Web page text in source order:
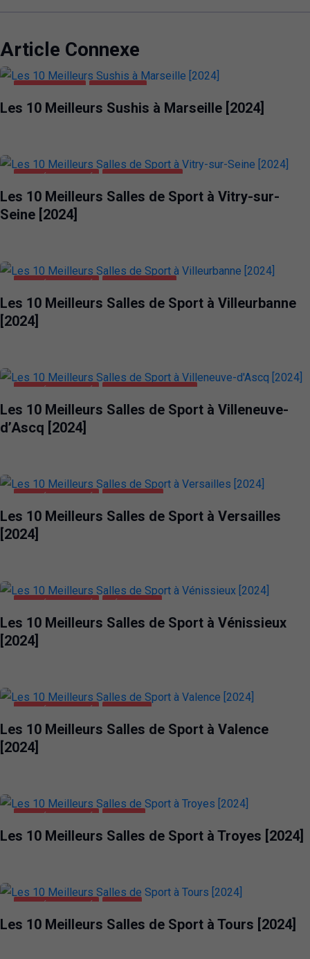
Article Connexe
Les 10 Meilleurs Sushis à Marseille [2024]
Les 10 Meilleurs Salles de Sport à Vitry-sur-
Seine [2024]
Les 10 Meilleurs Salles de Sport à Villeurbanne
[2024]
Les 10 Meilleurs Salles de Sport à Villeneuve-
d’Ascq [2024]
Les 10 Meilleurs Salles de Sport à Versailles
[2024]
Les 10 Meilleurs Salles de Sport à Vénissieux
[2024]
Les 10 Meilleurs Salles de Sport à Valence
[2024]
Les 10 Meilleurs Salles de Sport à Troyes [2024]
Les 10 Meilleurs Salles de Sport à Tours [2024]